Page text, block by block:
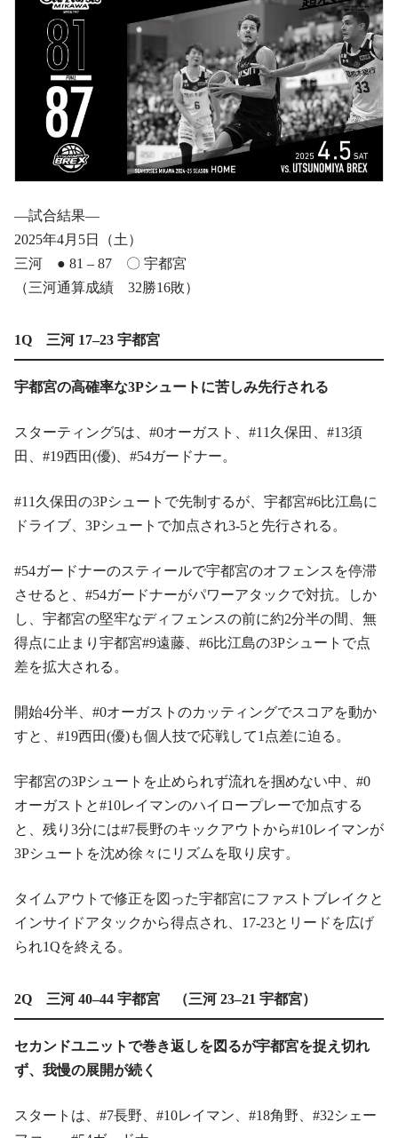
―試合結果―
2025年4月5日（土）
三河 ● 81 – 87 〇 宇都宮
（三河通算成績 32勝16敗）
1Q 三河 17–23 宇都宮
宇都宮の高確率な3Pシュートに苦しみ先行される
スターティング5は、#0オーガスト、#11久保田、#13須
田、#19西田(優)、#54ガードナー。
#11久保田の3Pシュートで先制するが、宇都宮#6比江島に
ドライブ、3Pシュートで加点され3-5と先行される。
#54ガードナーのスティールで宇都宮のオフェンスを停滞
させると、#54ガードナーがパワーアタックで対抗。しか
し、宇都宮の堅牢なディフェンスの前に約2分半の間、無
得点に止まり宇都宮#9遠藤、#6比江島の3Pシュートで点
差を拡大される。
開始4分半、#0オーガストのカッティングでスコアを動か
すと、#19西田(優)も個人技で応戦して1点差に迫る。
宇都宮の3Pシュートを止められず流れを掴めない中、#0
オーガストと#10レイマンのハイロープレーで加点する
と、残り3分には#7長野のキックアウトから#10レイマンが
3Pシュートを沈め徐々にリズムを取り戻す。
タイムアウトで修正を図った宇都宮にファストブレイクと
インサイドアタックから得点され、17-23とリードを広げ
られ1Qを終える。
2Q 三河 40–44 宇都宮 （三河 23–21 宇都宮）
セカンドユニットで巻き返しを図るが宇都宮を捉え切れ
ず、我慢の展開が続く
スタートは、#7長野、#10レイマン、#18角野、#32シェー